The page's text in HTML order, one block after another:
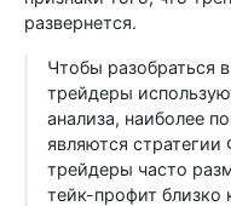
развернется.
Чтобы разобраться
трейдеры
анализа, наиболее
являются
трейдеры часто
тейк-профит близко